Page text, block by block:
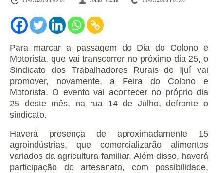
Para marcar a passagem do Dia do Colono e
Motorista, que vai transcorrer no próximo dia 25, o
Sindicato dos Trabalhadores Rurais de Ijuí vai
promover, novamente, a Feira do Colono e
Motorista. O evento vai acontecer no próprio dia
25 deste mês, na rua 14 de Julho, defronte o
sindicato.
Haverá presença de aproximadamente 15
agroindústrias, que comercializarão alimentos
variados da agricultura familiar. Além disso, haverá
participação do artesanato, com possibilidade,